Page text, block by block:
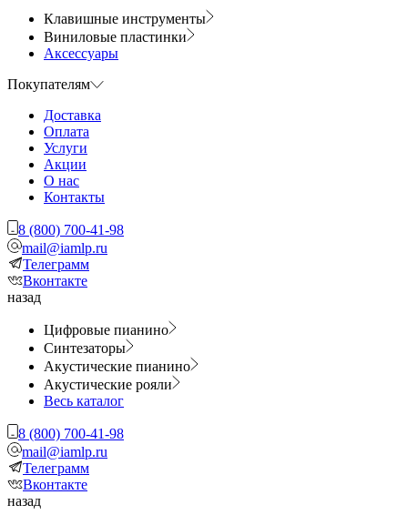
Клавишные инструменты
Виниловые пластинки
Аксессуары
Покупателям
Доставка
Оплата
Услуги
Акции
О нас
Контакты
8 (800) 700-41-98
mail@iamlp.ru
Телеграмм
Вконтакте
назад
Цифровые пианино
Синтезаторы
Акустические пианино
Акустические рояли
Весь каталог
8 (800) 700-41-98
mail@iamlp.ru
Телеграмм
Вконтакте
назад